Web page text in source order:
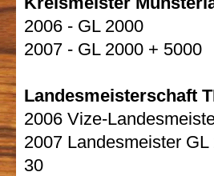
2006 - GL 2000
2007 - GL 2000 + 5000
Landesmeisterschaft
2006 Vize-
2007 Landesmeister GL
30